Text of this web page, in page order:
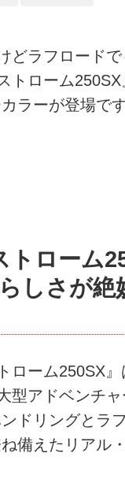
どラフロード
トローム
ラーが登場です
トローム
しさが絶
ローム250SX
型アドベンチャ
ドリングとラ
備えたリアル